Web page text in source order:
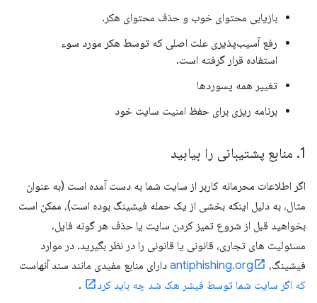
بازیابی محتوای خوب و حذف محتوای هکر.
رفع آسیب‌پذیری علت اصلی که توسط هکر مورد سوء
استفاده قرار گرفته است.
تغییر همه پسوردها
برنامه ریزی برای حفظ امنیت سایت خود
1
. منابع پشتیبانی را بیابید
اگر اطلاعات محرمانه کاربر از سایت شما به دست آمده است (به عنوان
مثال، به دلیل اینکه بخشی از یک حمله فیشینگ بوده است)، ممکن است
بخواهید قبل از شروع تمیز کردن سایت یا حذف هر گونه فایل،
مسئولیت های تجاری، قانونی یا قانونی را در نظر بگیرید. در موارد
فیشینگ،
antiphishing.org دارای منابع مفیدی مانند سند آنهاست
که اگر سایت شما توسط فیشر هک شد چه باید کرد
.